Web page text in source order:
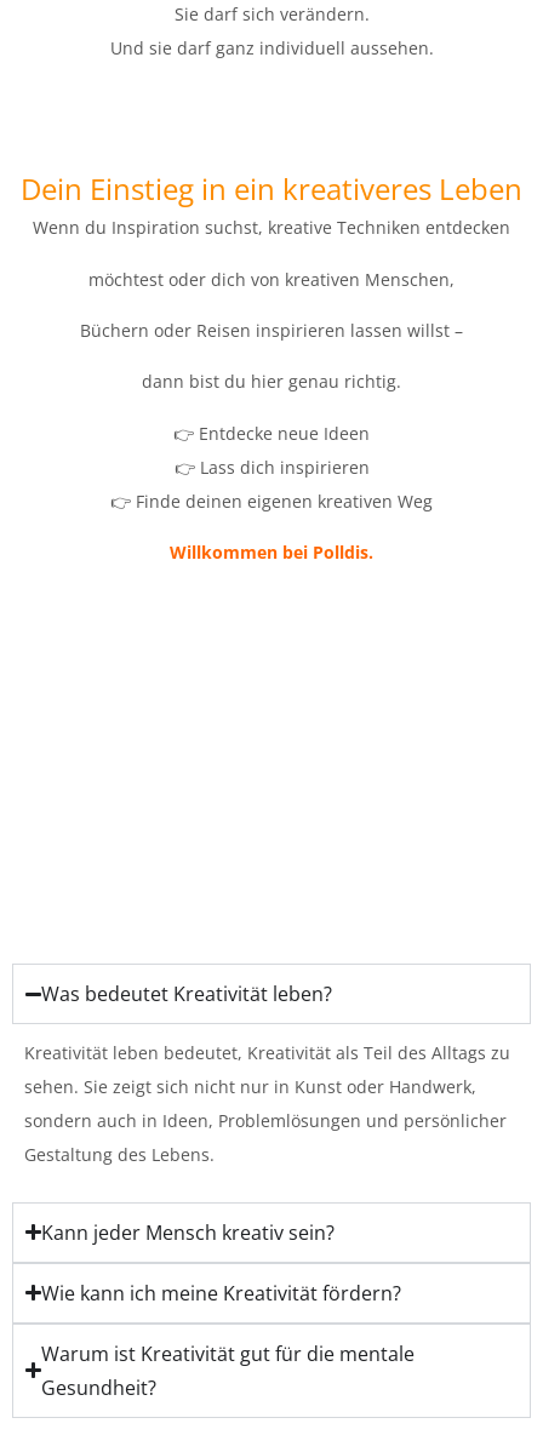
Sie darf sich verändern.
Und sie darf ganz individuell aussehen.
Dein Einstieg in ein kreativeres Leben
Wenn du Inspiration suchst, kreative Techniken entdecken
möchtest oder dich von kreativen Menschen,
Büchern oder Reisen inspirieren lassen willst –
dann bist du hier genau richtig.
👉 Entdecke neue Ideen
👉 Lass dich inspirieren
👉 Finde deinen eigenen kreativen Weg
Willkommen bei Polldis.
Was bedeutet Kreativität leben?
Kreativität leben bedeutet, Kreativität als Teil des Alltags zu
sehen. Sie zeigt sich nicht nur in Kunst oder Handwerk,
sondern auch in Ideen, Problemlösungen und persönlicher
Gestaltung des Lebens.
Kann jeder Mensch kreativ sein?
Wie kann ich meine Kreativität fördern?
Warum ist Kreativität gut für die mentale
Gesundheit?